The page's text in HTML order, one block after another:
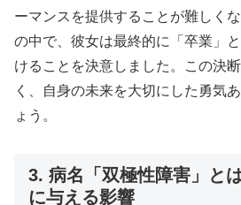
ーマンスを提供することが難しく
の中で、彼女は最終的に「卒業」
けることを決意しました。この決
く、自身の未来を大切にした勇気
ょう。
3. 病名「双極性障害」と
に与える影響